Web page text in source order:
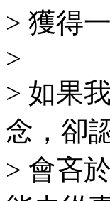
> 獲得
>
> 如果
念，卻
> 會吝